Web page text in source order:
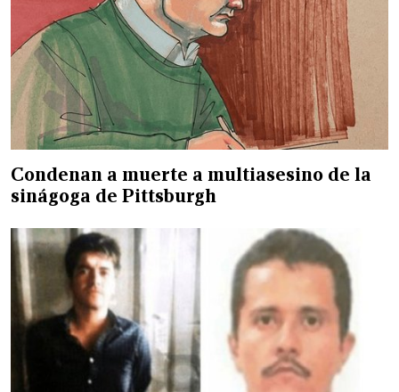
Condenan a muerte a multiasesino de la
sinágoga de Pittsburgh